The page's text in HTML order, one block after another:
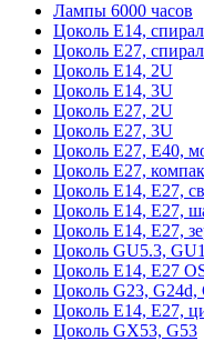
Лампы 6000 часов
Цоколь Е14,
Цоколь Е27,
Цоколь Е14, 2U
Цоколь Е14, 3U
Цоколь Е27, 2U
Цоколь Е27, 3U
Цоколь Е27, Е40,
Цоколь Е27,
Цоколь Е14, Е27,
Цоколь Е14, Е27,
Цоколь Е14, Е27,
Цоколь GU5.3,
Цоколь Е14, Е27
Цоколь G23, G24d,
Цоколь Е14, Е27,
Цоколь GX53, G53